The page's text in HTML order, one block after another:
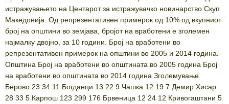
истражувањето на Центарот за истражувачко новинарство Скуп
Македонија. Од репрезентативен примерок од 10% од вкупниот
број на општини во земјава, бројот на вработени е зголемен
најмалку двојно, за 10 години. Број на вработени во
репрезентативен примерок на општини во 2005 и 2014 година.
Општина Број на вработени во општината во 2005 година Број
на вработени во општината во 2014 година Зголемување
Берово 23 34 11 Богданци 13 22 9 Чашка 12 19 7 Демир Хисар
28 33 5 Карпош 123 299 176 Брвеница 12 24 12 Кривогаштани 5